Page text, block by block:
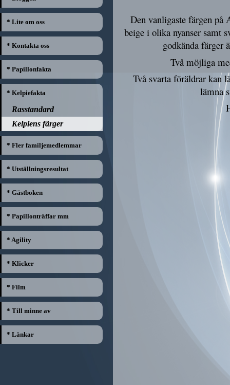
* Lite om oss
* Kontakta oss
* Papillonfakta
* Kelpiefakta
Rasstandard
Kelpiens färger
* Fler familjemedlemmar
* Utställningsresultat
* Gästboken
* Papillonträffar mm
* Agility
* Klicker
* Film
* Till minne av
* Länkar
Den vanligaste färgen på
beige i olika nyanser samt
godkända färger
Två möjliga
Två svarta föräldrar kan
lämna